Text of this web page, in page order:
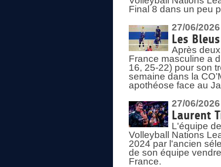
Final 8 dans un peu
27/06/2026
Les
Après
France masculine a
16, 25-22) pour son
semaine dans la
apothéose face au
27/06/2026
Laurent
L'équipe
Volleyball Nations
2024 par l'ancien
de son équipe
France.